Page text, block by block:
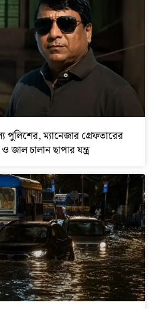
পুলিশের, ম্যানেজার গ্রেফতারের
চালান ছাপার যন্ত্র